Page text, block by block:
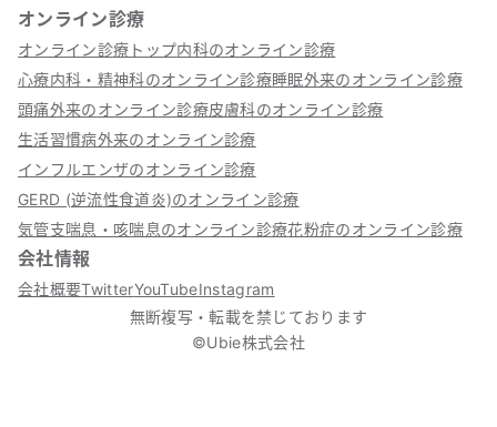
オンライン診療
オンライン診療トップ内科のオンライン診療
心療内科・精神科のオンライン診療睡眠外来のオンライン診療
頭痛外来のオンライン診療皮膚科のオンライン診療
生活習慣病外来のオンライン診療
インフルエンザのオンライン診療
GERD (逆流性食道炎)のオンライン診療
気管支喘息・咳喘息のオンライン診療花粉症のオンライン診療
会社情報
会社概要TwitterYouTubeInstagram
無断複写・転載を禁じております
©Ubie株式会社